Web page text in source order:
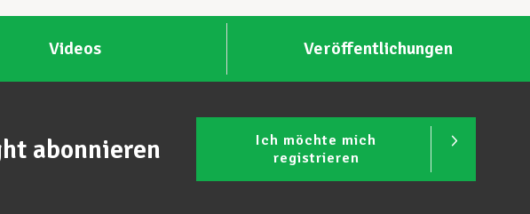
Videos Veröffentlichungen
abonnieren
Ich möchte mich
registrieren